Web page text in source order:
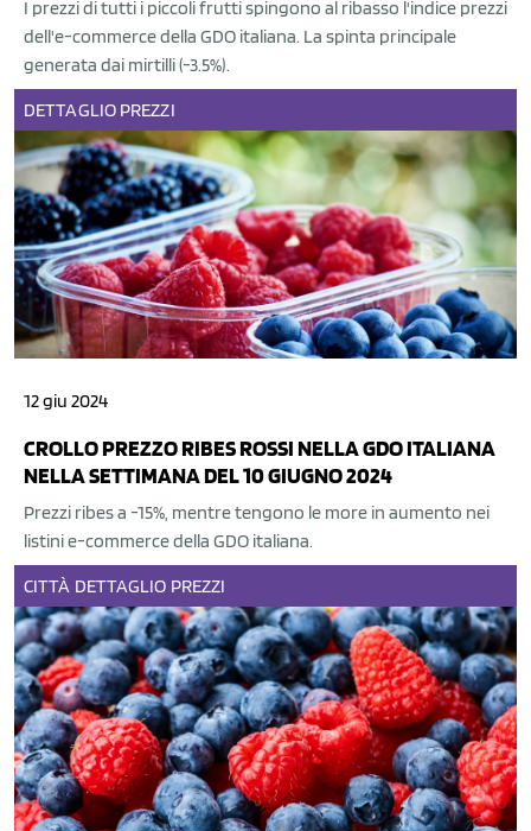
I prezzi di tutti i piccoli frutti spingono al ribasso l'indice prezzi
dell'e-commerce della GDO italiana. La spinta principale
generata dai mirtilli (-3.5%).
DETTAGLIO PREZZI
12 giu 2024
CROLLO PREZZO RIBES ROSSI NELLA GDO ITALIANA
NELLA SETTIMANA DEL 10 GIUGNO 2024
Prezzi ribes a -15%, mentre tengono le more in aumento nei
listini e-commerce della GDO italiana.
CITTÀ DETTAGLIO PREZZI